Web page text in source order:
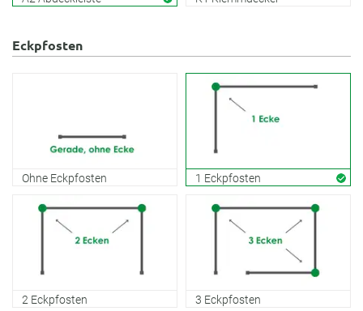
Eckpfosten
Ohne Eckpfosten 1 Eckpfosten
2 Eckpfosten 3 Eckpfosten